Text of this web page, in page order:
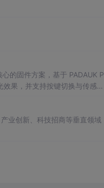
果，并支持按键切换与传感器
业创新、科技招商等垂直领域